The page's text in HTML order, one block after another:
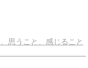
思うこと、感じること